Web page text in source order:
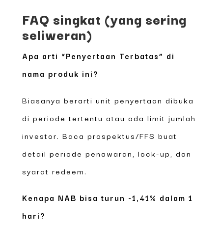
FAQ singkat (yang sering
seliweran)
Apa arti “Penyertaan Terbatas” di
nama produk ini?
Biasanya berarti unit penyertaan dibuka
di periode tertentu atau ada limit jumlah
investor. Baca prospektus/FFS buat
detail periode penawaran, lock-up, dan
syarat redeem.
Kenapa NAB bisa turun -1,41% dalam 1
hari?